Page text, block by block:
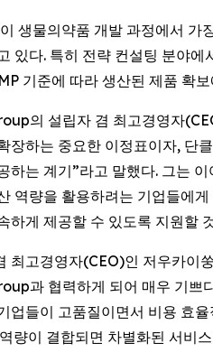
생물의약품 개발 과정에서
있다. 특히 전략 컨설팅 분야
기준에 따라 생산된 제품 확
의 설립자 겸 최고경영자
장하는 중요한 이정표이자,
하는 계기”라고 말했다. 그는
역량을 활용하려는 기업들에
하게 제공할 수 있도록 지원할
고경영자(CEO)인 저우카이
과 협력하게 되어 매우 기쁘
업들이 고품질이면서 비용 효
량이 결합되면 차별화된 서비